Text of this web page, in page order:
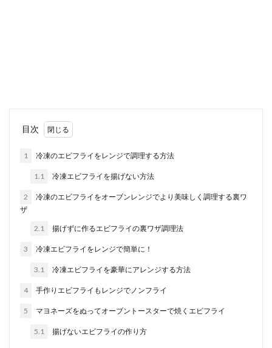
時間のある時に作り置きを作って、なんとか平日
を乗り切って...
西京漬けの味噌は捨てない。使い回し
け。 西京漬けの残った味噌はどうしていますか。
味噌は捨...
目次
1 冷凍のエビフライをレンジで調理する方法
1.1 冷凍エビフライを揚げない方法
2
冷凍のエビフライをオーブンレンジでより美味しく調理する裏ワ
ザ
2.1 揚げずに作るエビフライの裏ワザ調理法
3 冷凍エビフライをレンジで簡単に！
3.1 冷凍エビフライを豪華にアレンジする方法
4 手作りエビフライもレンジでノンフライ
5 マヨネーズをぬってオーブントースターで焼くエビフライ
5.1 揚げないエビフライの作り方